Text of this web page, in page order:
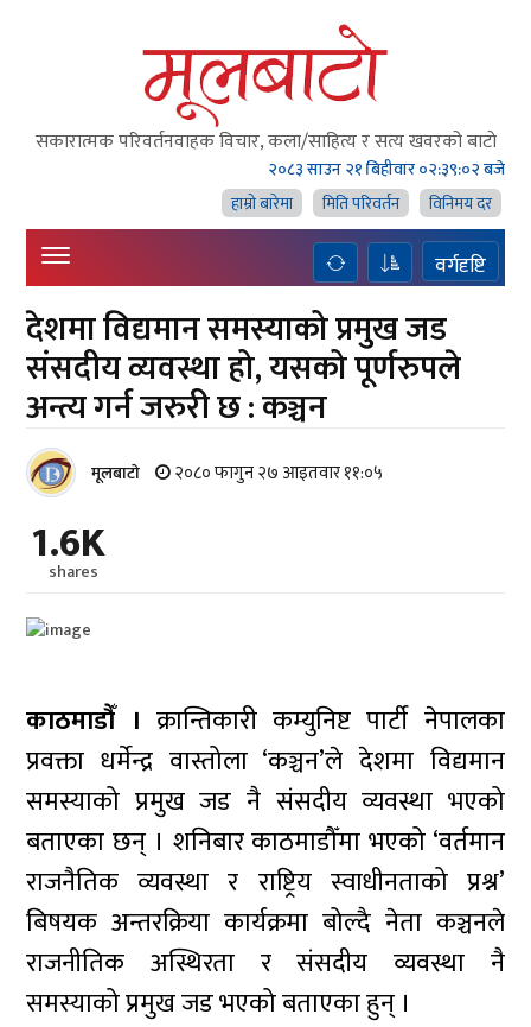
सकारात्मक परिवर्तनवाहक विचार, कला/साहित्य र सत्य खवरको बाटाे
२०८३ साउन २१ बिहीवार०२:३९:०३ बजे
हाम्राे बारेमा
मिति परिवर्तन विनिमय दर
वर्गदृष्टि
देशमा विद्यमान समस्याको प्रमुख जड
संसदीय व्यवस्था हो, यसको पूर्णरुपले
अन्त्य गर्न जरुरी छ : कञ्चन
मूलबाटाे २०८० फागुन २७ आइतवार ११:०५
1.6K
shares
काठमाडौँ । क्रान्तिकारी कम्युनिष्ट पार्टी नेपालका
प्रवक्ता धर्मेन्द्र वास्तोला ‘कञ्चन’ले देशमा विद्यमान
समस्याको प्रमुख जड नै संसदीय व्यवस्था भएको
बताएका छन् । शनिबार काठमाडौँमा भएको ‘वर्तमान
राजनैतिक व्यवस्था र राष्ट्रिय स्वाधीनताको प्रश्न’
बिषयक अन्तरक्रिया कार्यक्रमा बोल्दै नेता कञ्चनले
राजनीतिक अस्थिरता र संसदीय व्यवस्था नै
समस्याको प्रमुख जड भएको बताएका हुन् ।